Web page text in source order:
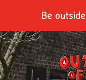
contenu
Be